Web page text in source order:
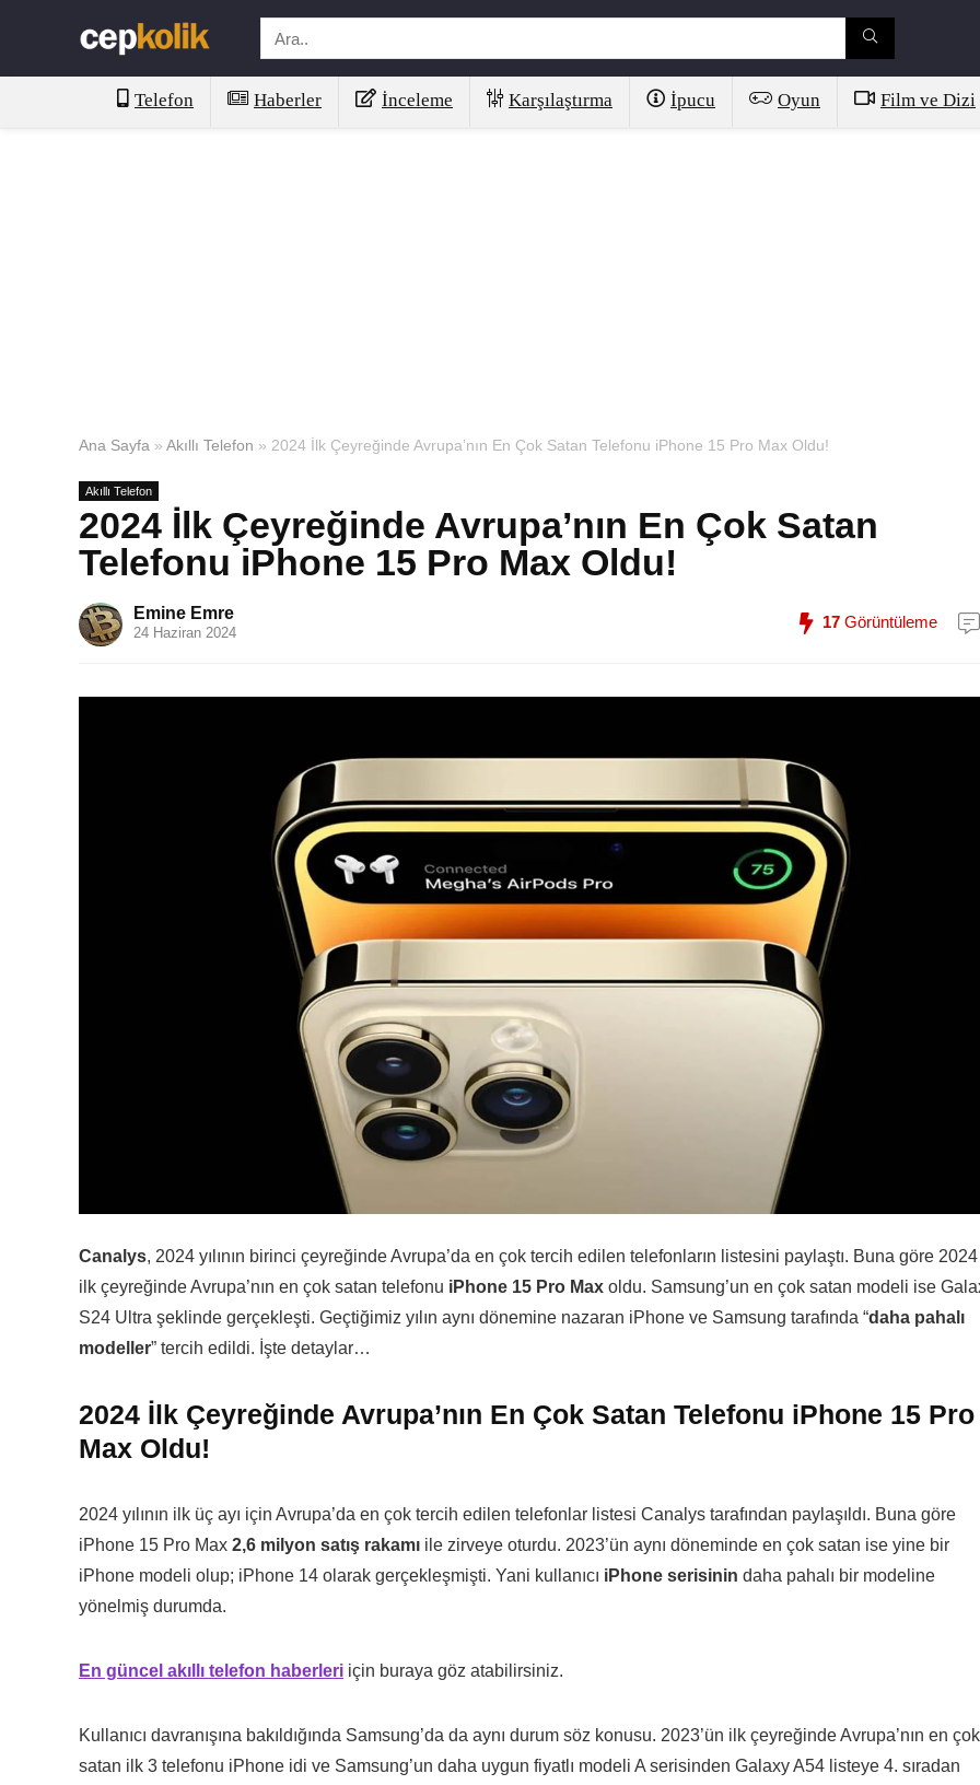
Telefon Haberler İnceleme Karşılaştırma İpucu Oyun Film ve Dizi
Ana Sayfa » Akıllı Telefon » 2024 İlk Çeyreğinde Avrupa’nın En Çok Satan Telefonu iPhone 15 Pro Max Oldu!
Akıllı Telefon
2024 İlk Çeyreğinde Avrupa’nın En Çok Satan
Telefonu iPhone 15 Pro Max Oldu!
Emine Emre
24 Haziran 2024
17 Görüntüleme
Canalys, 2024 yılının birinci çeyreğinde Avrupa’da en çok tercih edilen telefonların listesini paylaştı. Buna göre 2024
ilk çeyreğinde Avrupa’nın en çok satan telefonu iPhone 15 Pro Max oldu. Samsung’un en çok satan modeli ise
S24 Ultra şeklinde gerçekleşti. Geçtiğimiz yılın aynı dönemine nazaran iPhone ve Samsung tarafında “daha pahalı
modeller” tercih edildi. İşte detaylar…
2024 İlk Çeyreğinde Avrupa’nın En Çok Satan Telefonu iPhone 15 Pro
Max Oldu!
2024 yılının ilk üç ayı için Avrupa’da en çok tercih edilen telefonlar listesi Canalys tarafından paylaşıldı. Buna göre
iPhone 15 Pro Max 2,6 milyon satış rakamı ile zirveye oturdu. 2023’ün aynı döneminde en çok satan ise yine bir
iPhone modeli olup; iPhone 14 olarak gerçekleşmişti. Yani kullanıcı iPhone serisinin daha pahalı bir modeline
yönelmiş durumda.
En güncel akıllı telefon haberleri için buraya göz atabilirsiniz.
Kullanıcı davranışına bakıldığında Samsung’da da aynı durum söz konusu. 2023’ün ilk çeyreğinde Avrupa’nın en çok
satan ilk 3 telefonu iPhone idi ve Samsung’un daha uygun fiyatlı modeli A serisinden Galaxy A54 listeye 4. sıradan